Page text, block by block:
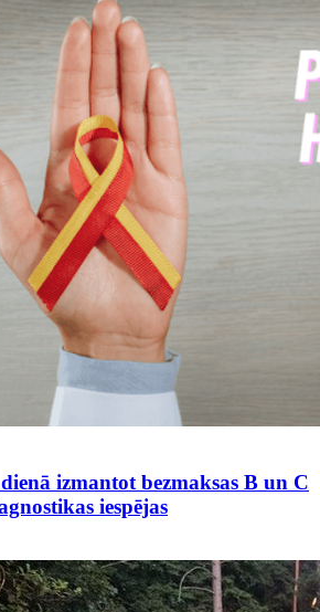
izmantot bezmaksas B un C
iespējas